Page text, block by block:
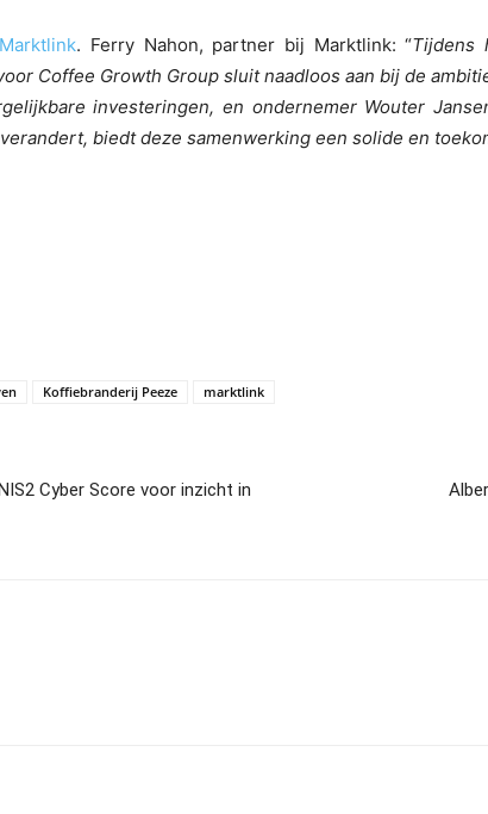
Marktlink. Ferry Nahon, partner bij Marktlink: “Tijdens
Coffee Growth Group sluit naadloos aan bij de
investeringen, en ondernemer Wouter
biedt deze samenwerking een solide en
Koffiebranderij Peeze marktlink
Cyber Score voor inzicht in